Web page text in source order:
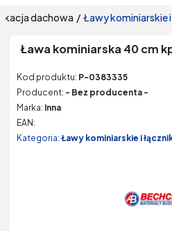
ławy kominiarskie
/
dachowa
Ława kominiarska 40 cm
Kod produktu: P-0383335
Producent: - Bez producenta -
Marka: Inna
EAN:
Kategoria: Ławy kominiarskie i